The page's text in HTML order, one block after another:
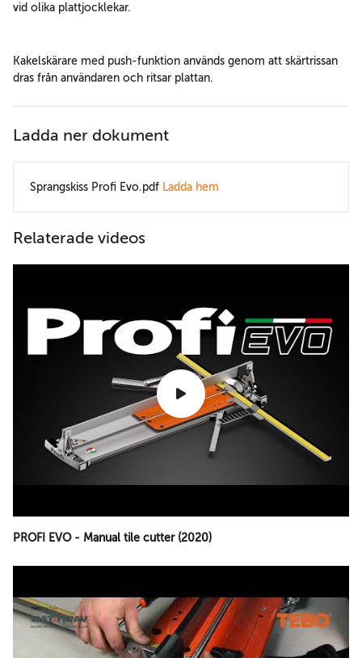
vid olika plattjocklekar.
Kakelskärare med push-funktion används genom att skärtrissan
dras från användaren och ritsar plattan.
Ladda ner dokument
Sprangskiss Profi Evo.pdf Ladda hem
Relaterade videos
PROFI EVO - Manual tile cutter (2020)